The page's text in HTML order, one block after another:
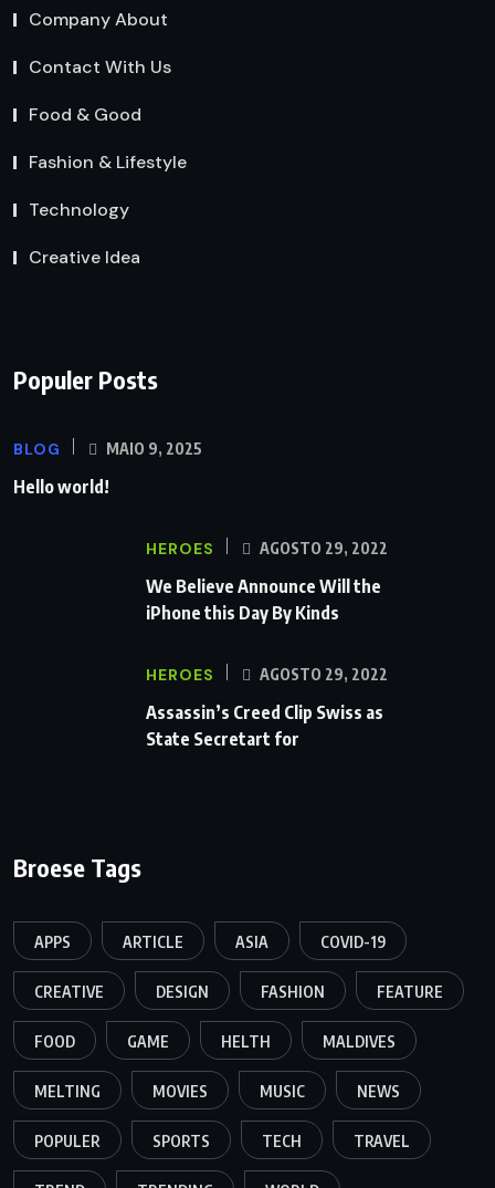
Company About
Contact With Us
Food & Good
Fashion & Lifestyle
Technology
Creative Idea
Populer Posts
BLOG MAIO 9, 2025
Hello world!
HEROES AGOSTO 29, 2022
We Believe Announce Will the
iPhone this Day By Kinds
HEROES AGOSTO 29, 2022
Assassin’s Creed Clip Swiss as
State Secretart for
Broese Tags
APPS ARTICLE ASIA COVID-19
CREATIVE DESIGN FASHION FEATURE
FOOD GAME HELTH MALDIVES
MELTING MOVIES MUSIC NEWS
POPULER SPORTS TECH TRAVEL